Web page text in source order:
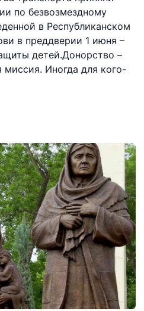
по безвозмездному
в Республиканском
в преддверии 1 июня –
детей.Донорство –
миссия. Иногда для кого-